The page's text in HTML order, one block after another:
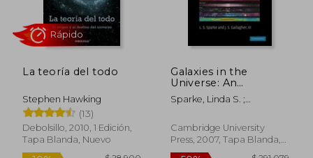
La teoría del todo
Stephen Hawking
(13)
Debolsillo, 2010, 1 Edición,
Tapa Blanda, Nuevo
Rápido
Galaxies in the
Universe: An
Introduction (en
Inglés)
Sparke, Linda S. ;
Cambridge University
Press, 2007, Tapa Blanda,
Nuevo